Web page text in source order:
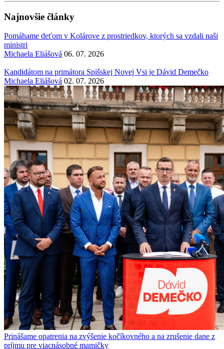
Najnovšie články
Pomáhame deťom v Kolárove z prostriedkov, ktorých sa vzdali naši
ministri
Michaela Eliášová 06. 07. 2026
Kandidátom na primátora Spišskej Novej Vsi je Dávid Demečko
Michaela Eliášová 02. 07. 2026
Prinášame opatrenia na zvýšenie kočíkovného a na zrušenie dane z
príjmu pre viacnásobné mamičky